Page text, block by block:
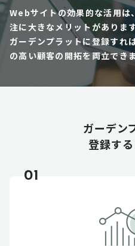
Webサイトの効果的な活用は
注に大きなメリットがあります
ガーデンプラットに登録すれ
の高い顧客の開拓を両立でき
ガーデン
登録す
01